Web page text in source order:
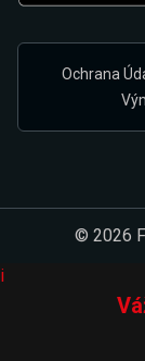
Ochrana
© 2026
i